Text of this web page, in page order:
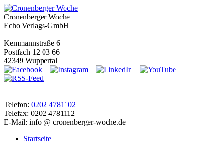
Cronenberger Woche
Echo Verlags-GmbH
Kemmannstraße 6
Postfach 12 03 66
42349 Wuppertal
Telefon: 0202 4781102
Telefax: 0202 4781112
E-Mail: info @ cronenberger-woche.de
Startseite